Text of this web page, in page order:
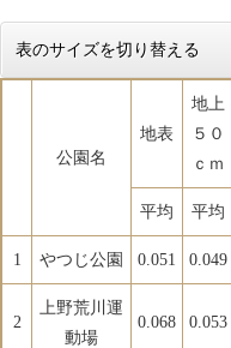
表のサイズを切り替える
公園名
地表
地上
５０
ｃｍ
平均 平均
1 やつじ公園 0.051 0.049
2
上野荒川運
動場
0.068 0.053